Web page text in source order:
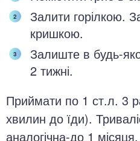
Залити горілкою.
кришкою.
Залиште в будь-
2 тижні.
Приймати по 1 ст.л. 3
хвилин до їди).
аналогічна-до 1 місяця.